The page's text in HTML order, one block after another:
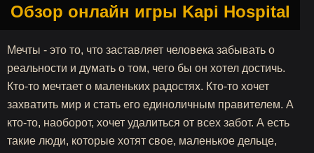
Обзор онлайн игры Kapi Hospital
Мечты - это то, что заставляет человека забывать о
реальности и думать о том, чего бы он хотел достичь.
Кто-то мечтает о маленьких радостях. Кто-то хочет
захватить мир и стать его единоличным правителем. А
кто-то, наоборот, хочет удалиться от всех забот. А есть
такие люди, которые хотят свое, маленькое дельце,